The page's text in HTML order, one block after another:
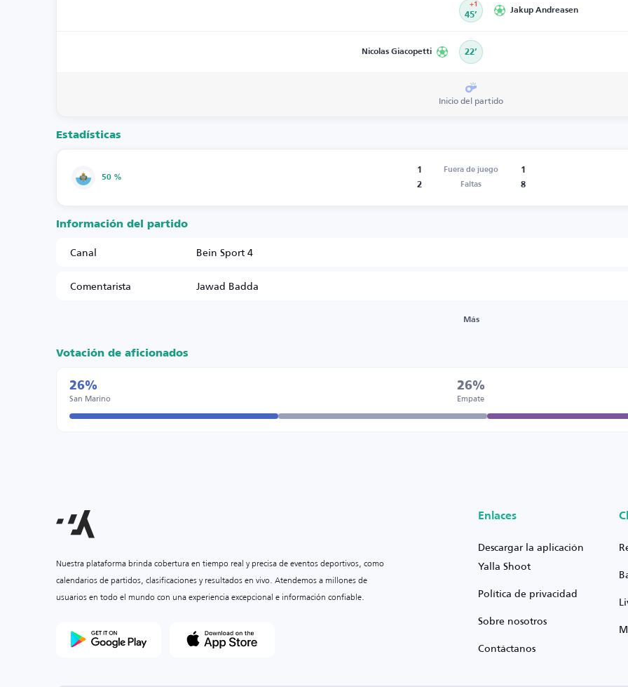
45’
+1
Jakup Andreasen
Nicolas Giacopetti 22’
Inicio del partido
Estadísticas
50 %
1 Fuera de juego
1
2
Faltas 8
Información del partido
Canal
Bein Sport 4
Comentarista
Jawad Badda
Más
Votación de aficionados
26%
San Marino
26%
Empate
Nuestra plataforma brinda cobertura en tiempo real y precisa de eventos deportivos, como
calendarios de partidos, clasificaciones y resultados en vivo. Atendemos a millones de
usuarios en todo el mundo con una experiencia excepcional e información confiable.
Enlaces
Descargar la aplicación
Yalla Shoot
Política de privacidad
Sobre nosotros
Contáctanos